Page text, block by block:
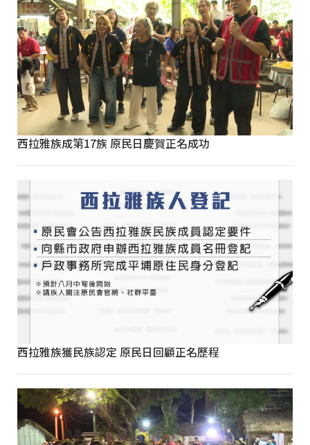
西拉雅族成第17族 原民日慶賀正名成功
西拉雅族獲民族認定 原民日回顧正名歷程